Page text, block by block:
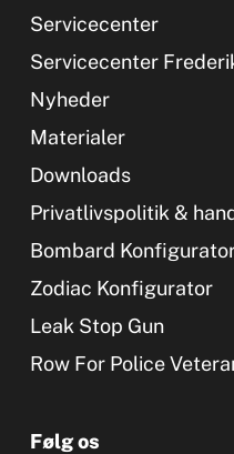
Servicecenter
Servicecenter
Nyheder
Materialer
Downloads
Privatlivspolitik &
Bombard
Zodiac Konfigurator
Leak Stop Gun
Row For Police
Følg os